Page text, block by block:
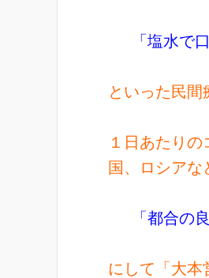
「塩水で
といった民
１日あたり
国、ロシアな
「都合の
にして「大本